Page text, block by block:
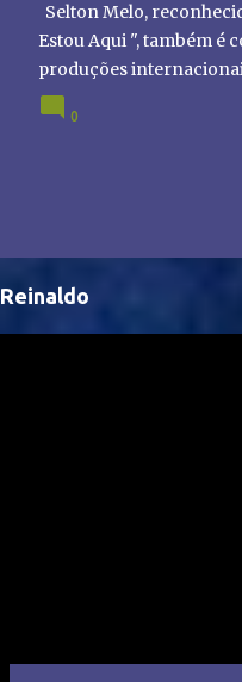
Selton Melo,
Estou Aqui ", também é
produções
chamado atenção de
Brasil, abrindo portas
0
Reinaldo